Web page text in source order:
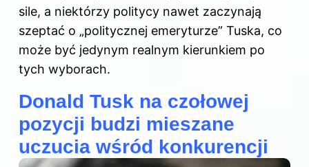
sile, a niektórzy politycy nawet zaczynają
szeptać o „politycznej emeryturze” Tuska, co
może być jedynym realnym kierunkiem po
tych wyborach.
Donald Tusk na czołowej
pozycji budzi mieszane
uczucia wśród konkurencji